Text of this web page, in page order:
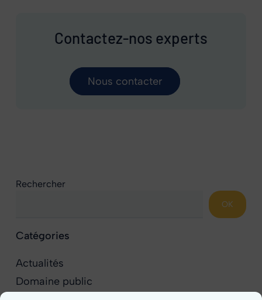
Contactez-nos experts
Nous contacter
Rechercher
OK
Catégories
Actualités
Domaine public